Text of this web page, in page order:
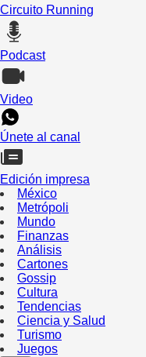
Circuito Running
Podcast
Video
Únete al canal
Edición impresa
México
Metrópoli
Mundo
Finanzas
Análisis
Cartones
Gossip
Cultura
Tendencias
Ciencia y Salud
Turismo
Juegos